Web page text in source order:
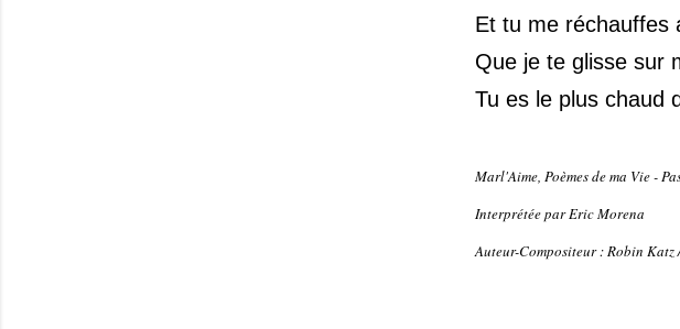
Et tu me réchauffes
Que je te glisse sur
Tu es le plus chaud
Marl'Aime, Poèmes de ma Vie -
Interprétée par Eric Morena
Auteur-Compositeur : Robin